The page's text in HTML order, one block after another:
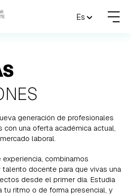
MENU
VISITAR ESCUELA
Es
generación de profesionales
una oferta académica actual,
laboral.
combinamos
docente para que vivas una
desde el primer día. Estudia
tu ritmo o de forma presencial, y